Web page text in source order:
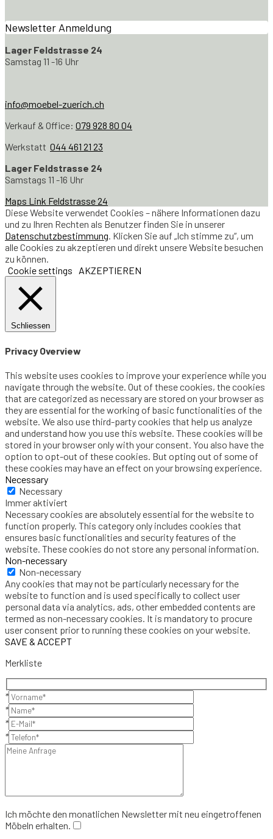
Newsletter Anmeldung
Lager Feldstrasse 24
Samstag 11 -16 Uhr
info@moebel-zuerich.ch
Verkauf & Office: 079 928 80 04
Werkstatt 044 461 21 23
Lager Feldstrasse 24
Samstags 11 -16 Uhr
Maps Link Feldstrasse 24
Diese Website verwendet Cookies – nähere Informationen dazu
und zu Ihren Rechten als Benutzer finden Sie in unserer
Datenschutzbestimmung . Klicken Sie auf „Ich stimme zu“, um
alle Cookies zu akzeptieren und direkt unsere Website besuchen
zu können.
Cookie settings
AKZEPTIEREN
Schliessen
Privacy Overview
This website uses cookies to improve your experience while you
navigate through the website. Out of these cookies, the cookies
that are categorized as necessary are stored on your browser as
they are essential for the working of basic functionalities of the
website. We also use third-party cookies that help us analyze
and understand how you use this website. These cookies will be
stored in your browser only with your consent. You also have the
option to opt-out of these cookies. But opting out of some of
these cookies may have an effect on your browsing experience.
Necessary
Necessary
Immer aktiviert
Necessary cookies are absolutely essential for the website to
function properly. This category only includes cookies that
ensures basic functionalities and security features of the
website. These cookies do not store any personal information.
Non-necessary
Non-necessary
Any cookies that may not be particularly necessary for the
website to function and is used specifically to collect user
personal data via analytics, ads, other embedded contents are
termed as non-necessary cookies. It is mandatory to procure
user consent prior to running these cookies on your website.
SAVE & ACCEPT
Merkliste
*
*
*
*
Ich möchte den monatlichen Newsletter mit neu eingetroffenen
Möbeln erhalten.